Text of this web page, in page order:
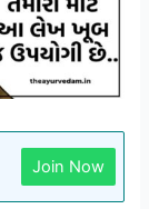
Join Now